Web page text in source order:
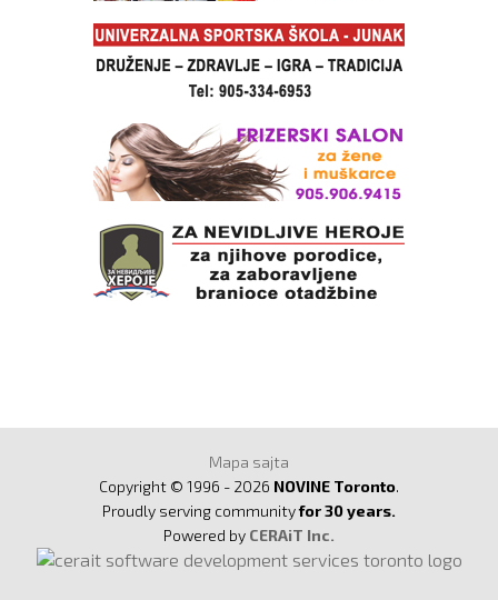
Mapa sajta
Copyright © 1996 - 2026 NOVINE Toronto.
Proudly serving communityfor 30 years.
Powered by CERAiT Inc.